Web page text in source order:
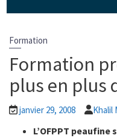
Home
Formation
Formation
plus en plus
janvier 29, 2008 Khalil
L’OFPPT